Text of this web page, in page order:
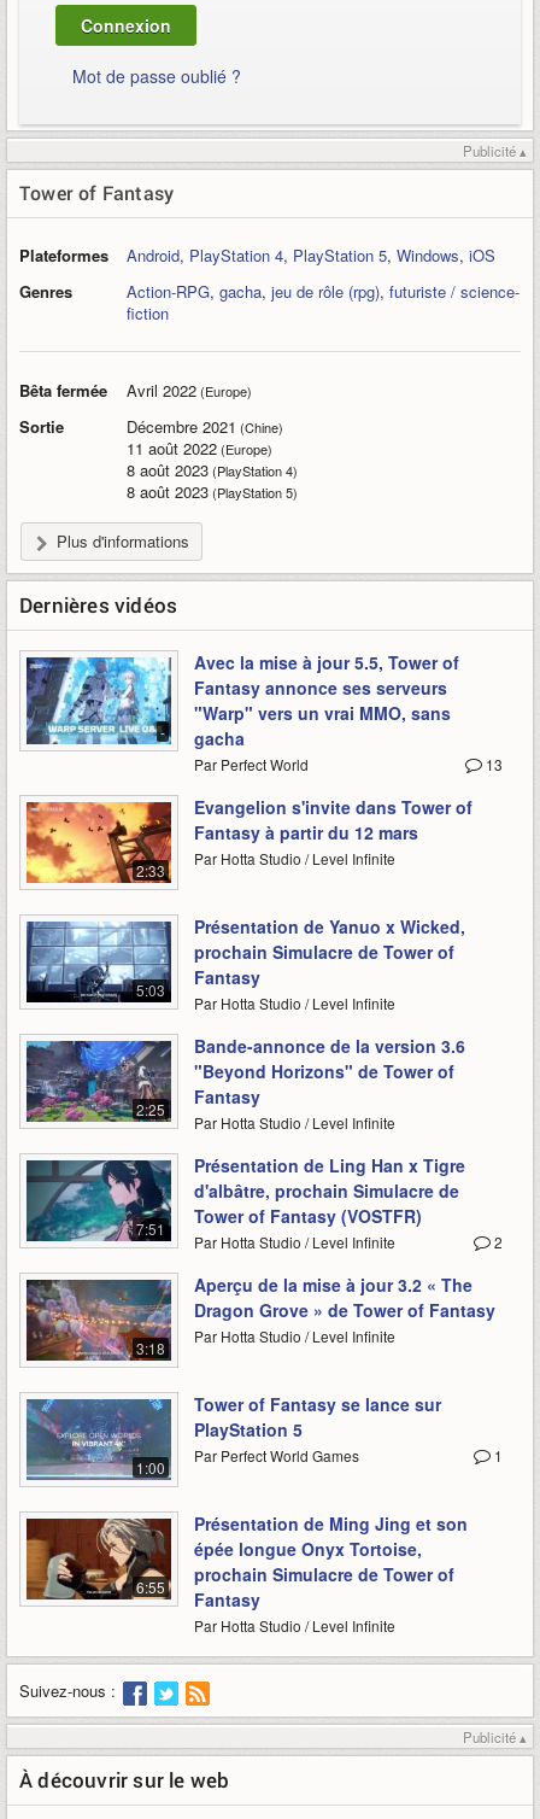
Mot de passe oublié ?
Publicité ▴
Tower of Fantasy
Plateformes Android, PlayStation 4, PlayStation 5, Windows, iOS
Genres
Action-RPG, gacha, jeu de rôle (rpg), futuriste / science-
fiction
Bêta fermée Avril 2022(Europe)
Sortie Décembre 2021 (Chine)
11 août 2022(Europe)
8 août 2023(PlayStation 4)
8 août 2023(PlayStation 5)
Plus d'informations
Dernières vidéos
-
Avec la mise à jour 5.5, Tower of
Fantasy annonce ses serveurs
"Warp" vers un vrai MMO, sans
gacha
13
Par Perfect World
2:33
Evangelion s'invite dans Tower of
Fantasy à partir du 12 mars
Par Hotta Studio / Level Infinite
5:03
Présentation de Yanuo x Wicked,
prochain Simulacre de Tower of
Fantasy
Par Hotta Studio / Level Infinite
2:25
Bande-annonce de la version 3.6
"Beyond Horizons" de Tower of
Fantasy
Par Hotta Studio / Level Infinite
7:51
Présentation de Ling Han x Tigre
d'albâtre, prochain Simulacre de
Tower of Fantasy (VOSTFR)
2
Par Hotta Studio / Level Infinite
3:18
Aperçu de la mise à jour 3.2 « The
Dragon Grove » de Tower of Fantasy
Par Hotta Studio / Level Infinite
1:00
Tower of Fantasy se lance sur
PlayStation 5
1
Par Perfect World Games
6:55
Présentation de Ming Jing et son
épée longue Onyx Tortoise,
prochain Simulacre de Tower of
Fantasy
Par Hotta Studio / Level Infinite
Suivez-nous :
Publicité ▴
À découvrir sur le web